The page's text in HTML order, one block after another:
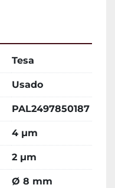
Tesa
Usado
PAL2497850187
4 µm
2 µm
Ø 8 mm